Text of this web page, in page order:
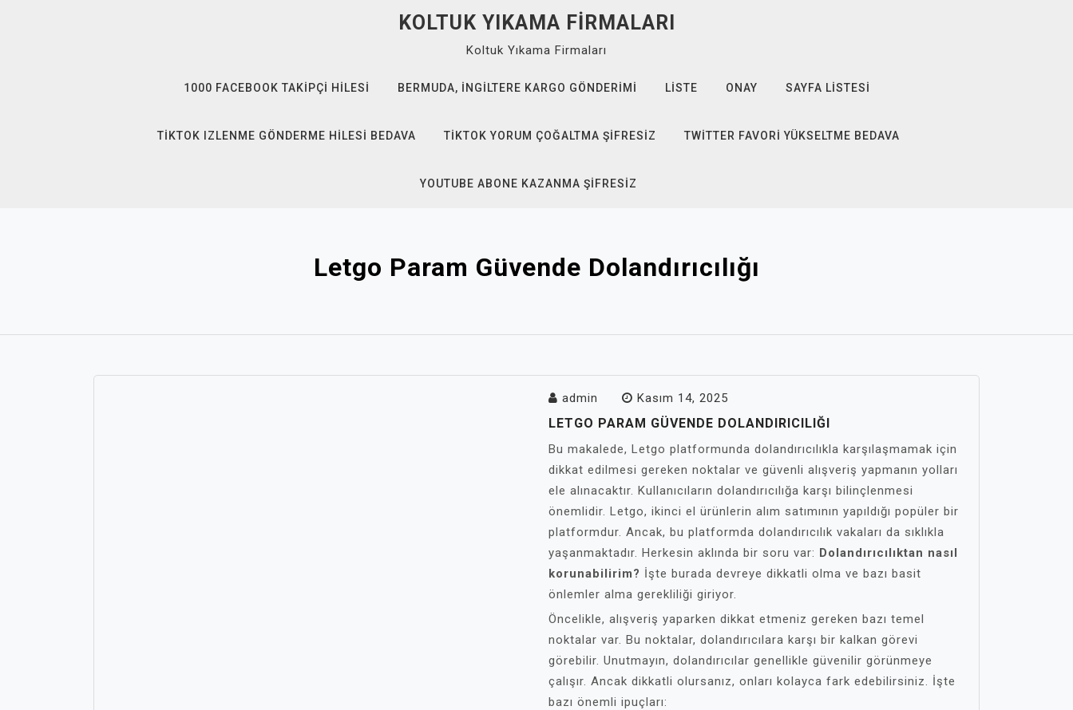
KOLTUK YIKAMA FIRMALARI
Koltuk Yıkama Firmaları
1000 FACEBOOK TAKIPÇI HILESI BERMUDA, İNGILTERE KARGO GÖNDERIMI LISTE ONAY SAYFA LISTESI
TIKTOK IZLENME GÖNDERME HILESI BEDAVA TIKTOK YORUM ÇOĞALTMA ŞIFRESIZ TWITTER FAVORI YÜKSELTME BEDAVA
YOUTUBE ABONE KAZANMA ŞIFRESIZ
Letgo Param Güvende Dolandırıcılığı
admin Kasım 14, 2025
LETGO PARAM GÜVENDE DOLANDIRICILIĞI
Bu makalede, Letgo platformunda dolandırıcılıkla karşılaşmamak için
dikkat edilmesi gereken noktalar ve güvenli alışveriş yapmanın yolları
ele alınacaktır. Kullanıcıların dolandırıcılığa karşı bilinçlenmesi
önemlidir. Letgo, ikinci el ürünlerin alım satımının yapıldığı popüler bir
platformdur. Ancak, bu platformda dolandırıcılık vakaları da sıklıkla
yaşanmaktadır. Herkesin aklında bir soru var: Dolandırıcılıktan nasıl
korunabilirim? İşte burada devreye dikkatli olma ve bazı basit
önlemler alma gerekliliği giriyor.
Öncelikle, alışveriş yaparken dikkat etmeniz gereken bazı temel
noktalar var. Bu noktalar, dolandırıcılara karşı bir kalkan görevi
görebilir. Unutmayın, dolandırıcılar genellikle güvenilir görünmeye
çalışır. Ancak dikkatli olursanız, onları kolayca fark edebilirsiniz. İşte
bazı önemli ipuçları: